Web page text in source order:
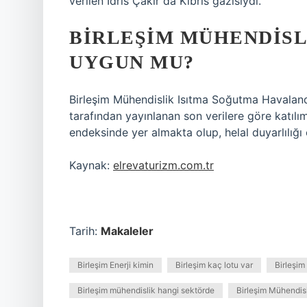
BIRLEŞIM
UYGUN MU?
Birleşim Mühendislik Isıtma Soğutma
tarafından yayınlanan son verilere göre
endeksinde yer almakta olup, helal
Kaynak: elrevaturizm.com.tr
Tarih: Makaleler
Birleşim Enerji kimin Birleşim kaç lotu var
Birleşim mühendislik hangi sektörde Birleşim